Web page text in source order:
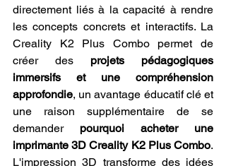
directement liés à la capacité à rendre
les concepts concrets et interactifs. La
Creality K2 Plus Combo permet de
créer des projets pédagogiques
immersifs et une compréhension
approfondie, un avantage éducatif clé et
une raison supplémentaire de se
demander pourquoi acheter une
imprimante 3D Creality K2 Plus Combo.
L'impression 3D transforme des idées